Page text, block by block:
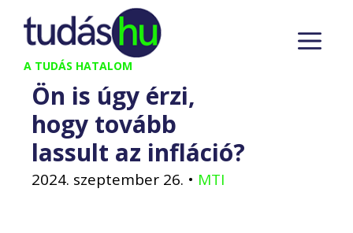
Kilépés
tartalomba
A TUDÁS HATALOM
Ön is úgy érzi,
hogy tovább
lassult az infláció?
2024. szeptember 26. • MTI